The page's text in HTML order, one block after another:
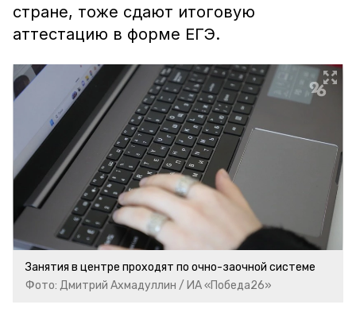
стране, тоже сдают итоговую
аттестацию в форме ЕГЭ.
Занятия в центре проходят по очно-заочной системе
Фото: Дмитрий Ахмадуллин / ИА «Победа26»